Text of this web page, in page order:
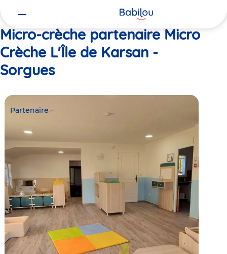
Micro-crèche partenaire Micro
Crèche L'Île de Karsan -
Sorgues
Partenaire